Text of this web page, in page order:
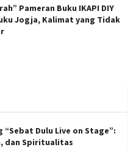
Pameran Buku IKAPI DIY
Jogja, Kalimat yang Tidak
“Sebat Dulu Live on Stage”:
dan Spiritualitas